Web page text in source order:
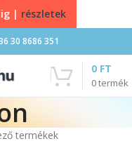
30 8686 351
0termék
0 FT
termékek
| részletek